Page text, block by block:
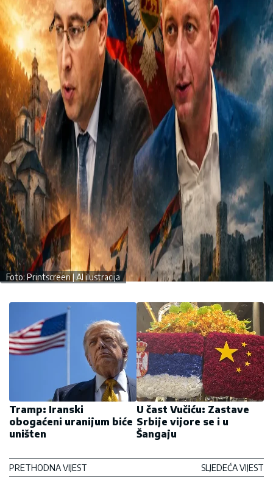
Foto: Printscreen | AI ilustracija
Tramp: Iranski
obogaćeni uranijum biće
uništen
PRETHODNA VIJEST
U čast Vučiću: Zastave
Srbije vijore se i u
Šangaju
SLJEDEĆA VIJEST